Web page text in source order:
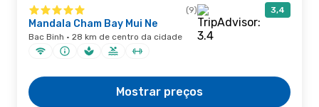
(9) 3,4
Mandala Cham Bay Mui Ne
Bac Binh · 28 km de centro da cidade
Mostrar preços